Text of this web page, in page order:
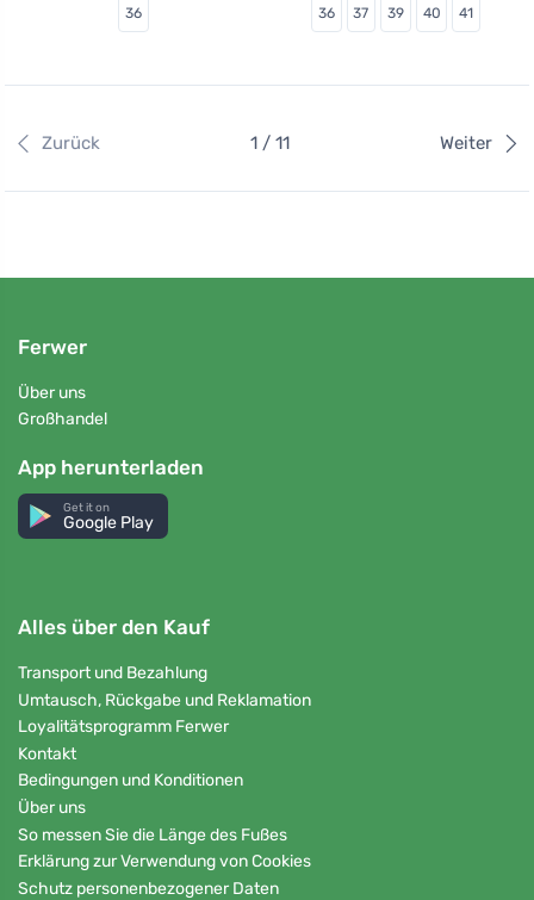
36 36 37 39 40 41
Zurück 1 / 11 Weiter
Ferwer
Über uns
Großhandel
App herunterladen
Get it on
Google Play
Alles über den Kauf
Transport und Bezahlung
Umtausch, Rückgabe und Reklamation
Loyalitätsprogramm Ferwer
Kontakt
Bedingungen und Konditionen
Über uns
So messen Sie die Länge des Fußes
Erklärung zur Verwendung von Cookies
Schutz personenbezogener Daten